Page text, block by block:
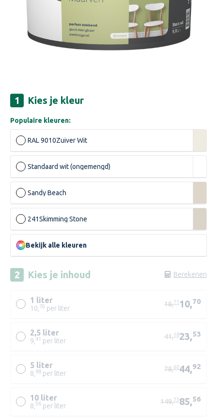
Kies je kleur
Populaire kleuren:
RAL 9010Zuiver Wit
Standaard wit (ongemengd)
Sandy Beach
241Skimming Stone
Bekijk alle kleuren
Kies je inhoud Berekenen
1 liter
10, 70 per liter
18,71 10,70
2,5 liter
9, 41 per liter
41,1823,53
5 liter
8, 98per liter
78,6044,92
10 liter
8, 56per liter
149,7385,56